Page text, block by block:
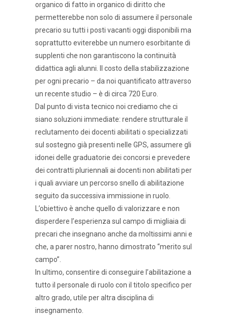
organico di fatto in organico di diritto che
permetterebbe non solo di assumere il personale
precario su tutti i posti vacanti oggi disponibili ma
soprattutto eviterebbe un numero esorbitante di
supplenti che non garantiscono la continuità
didattica agli alunni. Il costo della stabilizzazione
per ogni precario – da noi quantificato attraverso
un recente studio – è di circa 720 Euro.
Dal punto di vista tecnico noi crediamo che ci
siano soluzioni immediate: rendere strutturale il
reclutamento dei docenti abilitati o specializzati
sul sostegno già presenti nelle GPS, assumere gli
idonei delle graduatorie dei concorsi e prevedere
dei contratti pluriennali ai docenti non abilitati per
i quali avviare un percorso snello di abilitazione
seguito da successiva immissione in ruolo.
L’obiettivo è anche quello di valorizzare e non
disperdere l’esperienza sul campo di migliaia di
precari che insegnano anche da moltissimi anni e
che, a parer nostro, hanno dimostrato “merito sul
campo”.
In ultimo, consentire di conseguire l’abilitazione a
tutto il personale di ruolo con il titolo specifico per
altro grado, utile per altra disciplina di
insegnamento.